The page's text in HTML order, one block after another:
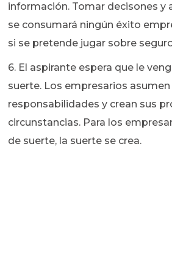
información. Tomar decisones y
se consumará ningún éxito
si se pretende jugar sobre
6. El aspirante espera que le
suerte. Los empresarios asumen
responsabilidades y crean sus
circunstancias. Para los
de suerte, la suerte se crea.